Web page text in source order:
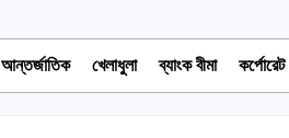
আন্তর্জাতিক খেলাধুলা ব্যাংক বীমা কর্পোরেট